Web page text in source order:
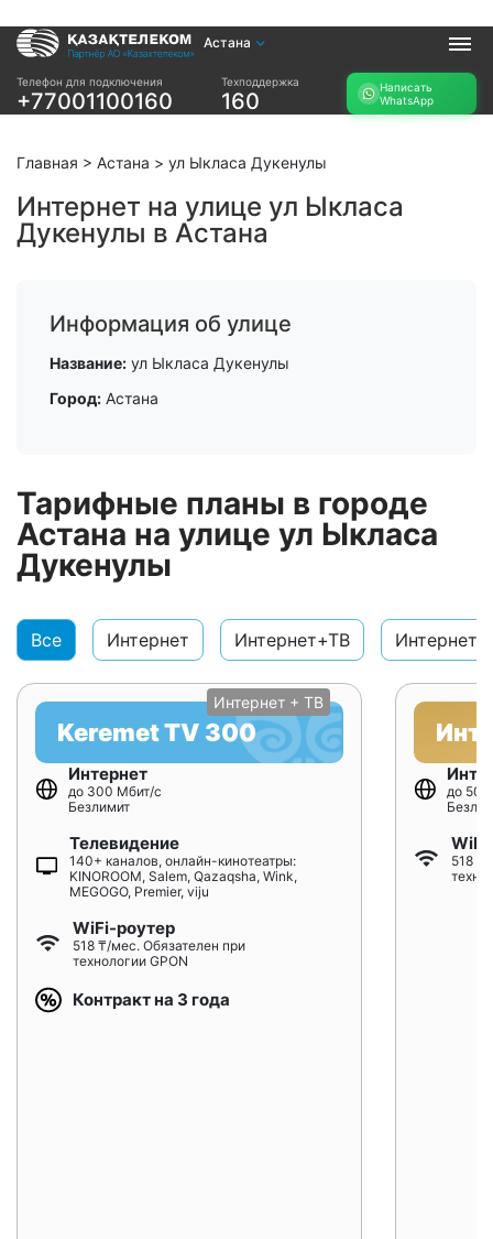
Астана
Телефон для подключения
+77001100160
Техподдержка
160
Написать
WhatsApp
Услуги
Интернет и ТВ в
Интернет и ТВ в
Интернет в офис
Прочее
возможность
названию ЖК
подбор тарифа
Подключиться к
Главная > Астана > ул Ыкласа Дукенулы
Интернет на улице ул Ыкласа
Дукенулы в Астана
Информация об улице
Название: ул Ыкласа Дукенулы
Город: Астана
Тарифные планы в городе
Астана на улице ул Ыкласа
Дукенулы
Все Интернет Интернет+ТВ
Интернет + ТВ
Keremet TV 300
Интернет
до 300 Мбит/с
Безлимит
Телевидение
140+ каналов, онлайн-кинотеатры:
KINOROOM, Salem, Qazaqsha, Wink,
MEGOGO, Premier, viju
WiFi-роутер
518 ₸/мес. Обязателен при
технологии GPON
Контракт на 3 года
до
518